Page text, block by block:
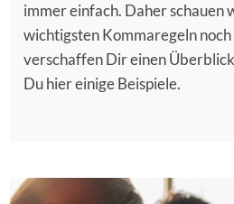
immer einfach. Daher schauen
wichtigsten Kommaregeln noch
verschaffen Dir einen
Du hier einige Beispiele.